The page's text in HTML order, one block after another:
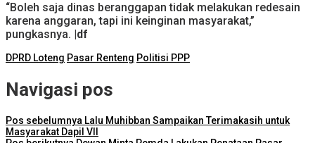
“Boleh saja dinas beranggapan tidak melakukan redesain
karena anggaran, tapi ini keinginan masyarakat,”
pungkasnya. |df
DPRD Loteng Pasar Renteng Politisi PPP
Navigasi pos
Pos sebelumnya Lalu Muhibban Sampaikan Terimakasih untuk
Masyarakat Dapil VII